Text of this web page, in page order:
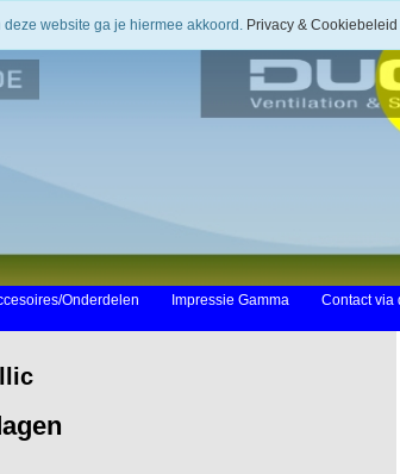
Onderdelen Impressie Gamma Contact via
website ga je hiermee akkoord. Privacy & Cookiebeleid